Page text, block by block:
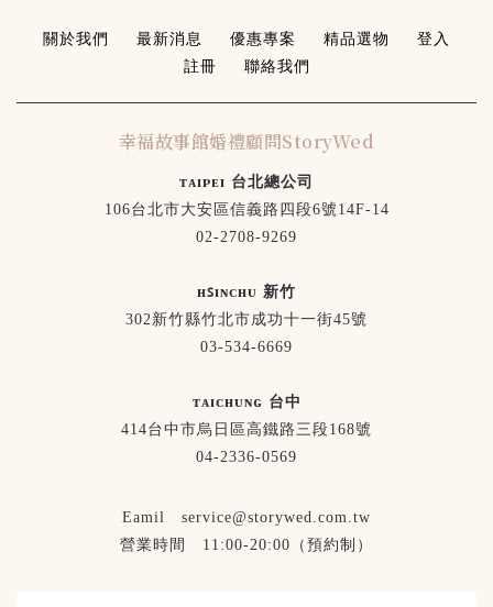
關於我們 最新消息 優惠專案 精品選物
登入
註冊
聯絡我們
幸福故事館婚禮顧問StoryWed
ᴛᴀɪᴘᴇɪ 台北總公司
106台北市大安區信義路四段6號14F-14
02-2708-9269
ʜꜱɪɴᴄʜᴜ 新竹
302新竹縣竹北市成功十一街45號
03-534-6669
ᴛᴀɪᴄʜᴜɴɢ 台中
414台中市烏日區高鐵路三段168號
04-2336-0569
Eamil service@storywed.com.tw
營業時間 11:00-20:00（預約制）